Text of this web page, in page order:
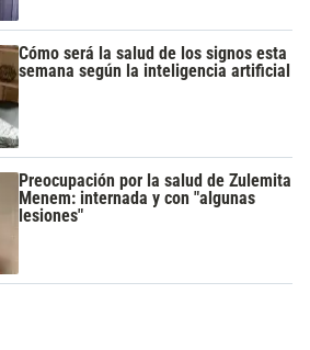
Cómo será la salud de los signos esta
semana según la inteligencia artificial
Preocupación por la salud de Zulemita
Menem: internada y con "algunas
lesiones"